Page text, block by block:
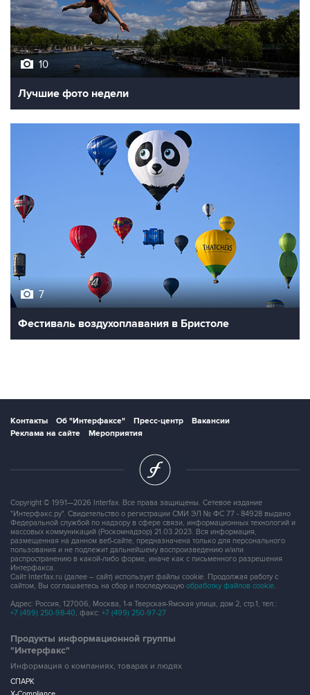
10
Лучшие фото недели
7
Фестиваль воздухоплавания в Бристоле
Контакты Об "Интерфаксе" Пресс-центр
Вакансии
Реклама на сайте
Мероприятия
Copyright © 1991—2026 Interfax. Все права защищены. Сетевое издание
"Интерфакс.ру". Свидетельство о регистрации СМИ ЭЛ № ФС 77 - 84928 выдано
Федеральной службой по надзору в сфере связи, информационных технологий и
массовых коммуникаций (Роскомнадзор) 21.03.2023. Вся информация,
размещенная на данном веб-сайте, предназначена только для персонального
пользования и не подлежит дальнейшему воспроизведению и/или
распространению в какой-либо форме, иначе как с письменного разрешения
Интерфакса.
Сайт Interfax.ru (далее – сайт) использует файлы cookie. Продолжая работу с
сайтом, Вы соглашаетесь на сбор и последующую обработку файлов cookie.
Адрес: Россия, 127006, Москва, 1-я Тверская-Ямская улица, дом 2, стр.1, тел.:
+7 (499) 250-98-40, факс: +7 (499) 250-97-27
Продукты информационной группы
"Интерфакс"
Информация о компаниях, товарах и людях
СПАРК